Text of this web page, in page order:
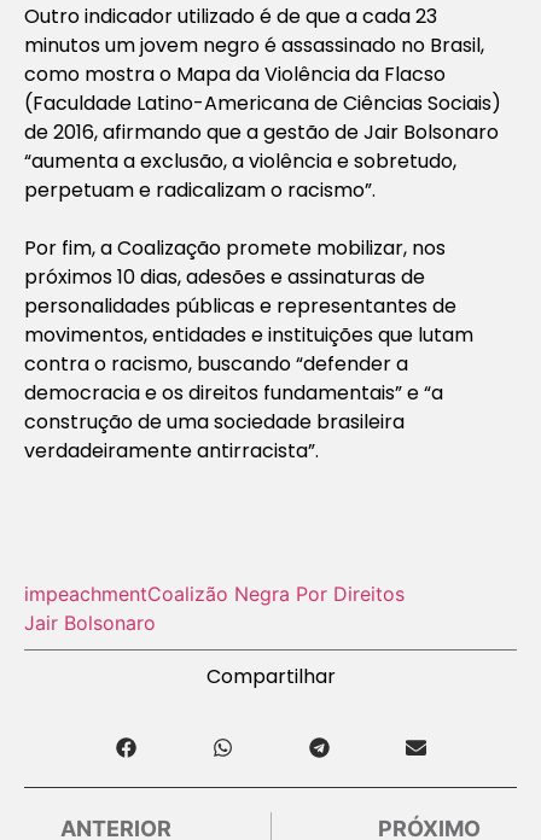
Outro indicador utilizado é de que a cada 23
minutos um jovem negro é assassinado no Brasil,
como mostra o Mapa da Violência da Flacso
(Faculdade Latino-Americana de Ciências Sociais)
de 2016, afirmando que a gestão de Jair Bolsonaro
“aumenta a exclusão, a violência e sobretudo,
perpetuam e radicalizam o racismo”.
Por fim, a Coalização promete mobilizar, nos
próximos 10 dias, adesões e assinaturas de
personalidades públicas e representantes de
movimentos, entidades e instituições que lutam
contra o racismo, buscando “defender a
democracia e os direitos fundamentais” e “a
construção de uma sociedade brasileira
verdadeiramente antirracista”.
impeachmentCoalizão Negra Por Direitos
Jair Bolsonaro
Compartilhar
ANTERIOR PRÓXIMO